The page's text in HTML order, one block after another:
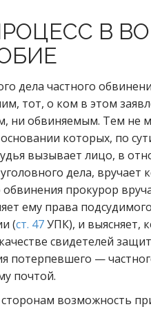
В
дела частного
тот, о ком в этом
ни обвиняемым. Тем не
которых, по
вызывает лицо, в
дела,
обвинения прокурор
ему права
(ст. 47УПК), и выясняет,
свидетелей
потерпевшего —
почтой.
возможность